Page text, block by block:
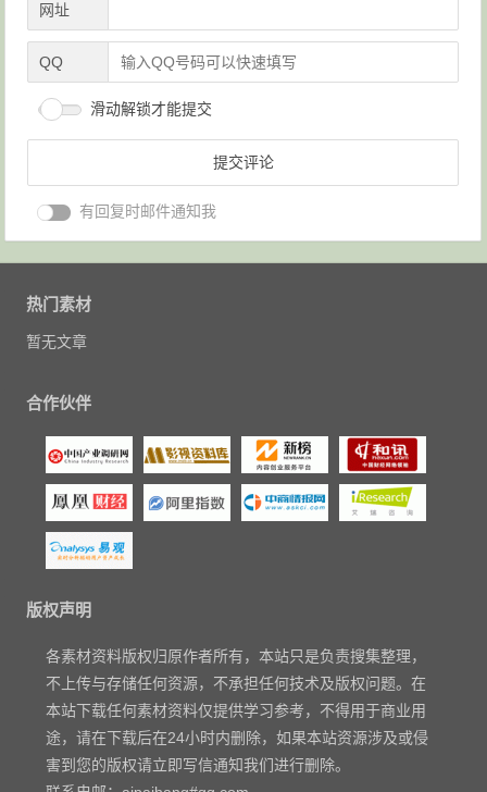
网址
QQ
滑动解锁才能提交
有回复时邮件通知我
热门素材
暂无文章
合作伙伴
版权声明
各素材资料版权归原作者所有，本站只是负责搜集整理，
不上传与存储任何资源，不承担任何技术及版权问题。在
本站下载任何素材资料仅提供学习参考，不得用于商业用
途，请在下载后在24小时内删除，如果本站资源涉及或侵
害到您的版权请立即写信通知我们进行删除。